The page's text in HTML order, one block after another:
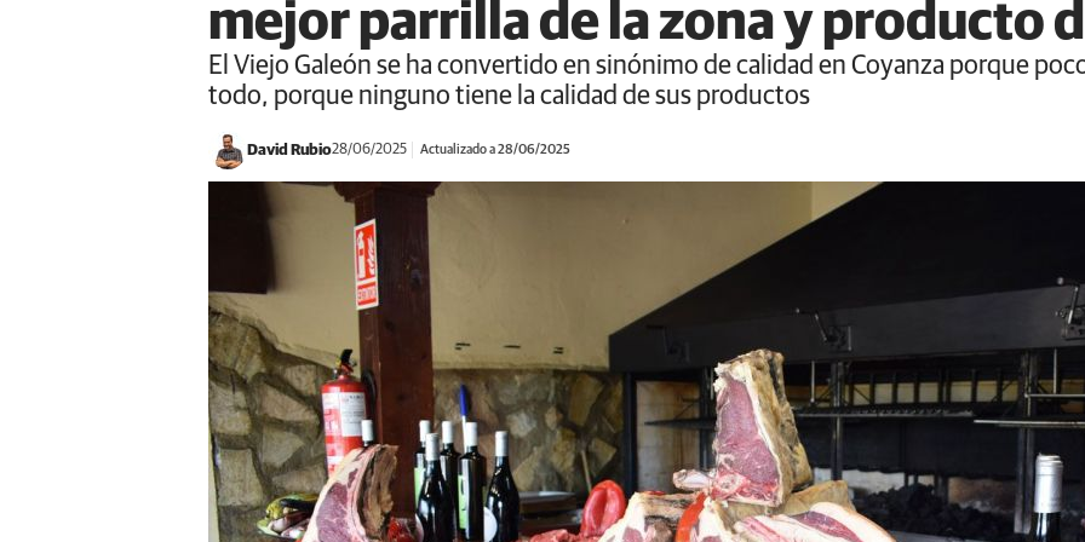
mejor parrilla de la zona y producto
El Viejo Galeón se ha convertido en sinónimo de calidad en Coyanza porque
todo, porque ninguno tiene la calidad de sus productos
David Rubio28/06/2025 Actualizado a 28/06/2025